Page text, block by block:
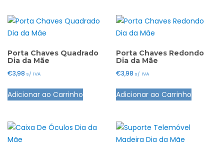
multiple
options
chosen
on
Porta Chaves Quadrado
Dia da Mãe
€3,98 s/ IVA
Adicionar ao Carrinho
This
product
multiple
Porta Chaves Redondo
Dia da Mãe
€3,98 s/ IVA
Adicionar ao Carrinho
This
product